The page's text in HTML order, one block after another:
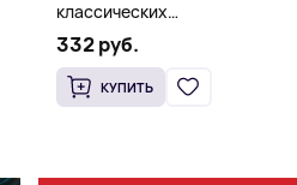
классических
иллюстрированных книг об
Элмере от Дэвида Макки
332 руб.
КУПИТЬ